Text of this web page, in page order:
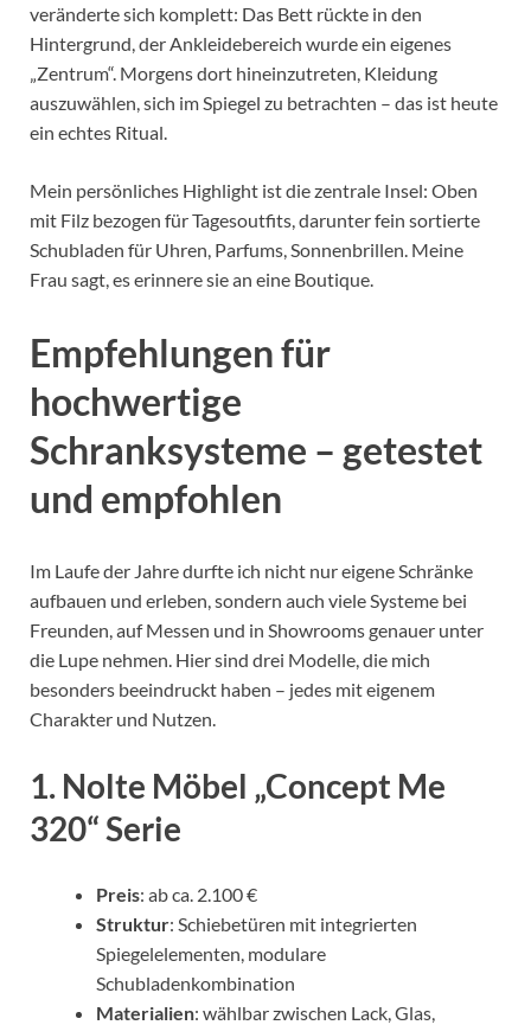
veränderte sich komplett: Das Bett rückte in den
Hintergrund, der Ankleidebereich wurde ein eigenes
„Zentrum“. Morgens dort hineinzutreten, Kleidung
auszuwählen, sich im Spiegel zu betrachten – das ist heute
ein echtes Ritual.
Mein persönliches Highlight ist die zentrale Insel: Oben
mit Filz bezogen für Tagesoutfits, darunter fein sortierte
Schubladen für Uhren, Parfums, Sonnenbrillen. Meine
Frau sagt, es erinnere sie an eine Boutique.
Empfehlungen für
hochwertige
Schranksysteme – getestet
und empfohlen
Im Laufe der Jahre durfte ich nicht nur eigene Schränke
aufbauen und erleben, sondern auch viele Systeme bei
Freunden, auf Messen und in Showrooms genauer unter
die Lupe nehmen. Hier sind drei Modelle, die mich
besonders beeindruckt haben – jedes mit eigenem
Charakter und Nutzen.
1. Nolte Möbel „Concept Me
320“ Serie
Preis: ab ca. 2.100 €
Struktur: Schiebetüren mit integrierten
Spiegelelementen, modulare
Schubladenkombination
Materialien: wählbar zwischen Lack, Glas,